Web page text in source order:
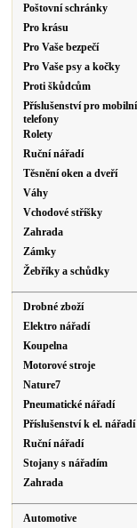
Poštovní schránky
Pro krásu
Pro Vaše bezpečí
Pro Vaše psy a kočky
Proti škůdcům
Příslušenství pro mobilní
telefony
Rolety
Ruční nářadí
Těsnění oken a dveří
Váhy
Vchodové stříšky
Zahrada
Zámky
Žebříky a schůdky
Drobné zboží
Elektro nářadí
Koupelna
Motorové stroje
Nature7
Pneumatické nářadí
Příslušenství k el. nářadí
Ruční nářadí
Stojany s nářadím
Zahrada
Automotive